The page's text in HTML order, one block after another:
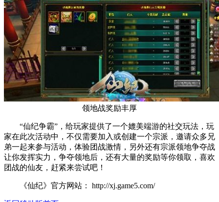
领地战奖励丰厚
“仙纪争霸”，给玩家提供了一个媲美端游的社交玩法，玩
家在此次活动中，不仅需要加入或创建一个宗派，邀请众多兄
弟一起来参与活动，体验团战激情，另外还有宗派领地争夺战
让你发挥实力，争夺领地后，还有大量的奖励等你领取，喜欢
团战的仙友，赶紧来尝试吧！
《仙纪》官方网站： http://xj.game5.com/